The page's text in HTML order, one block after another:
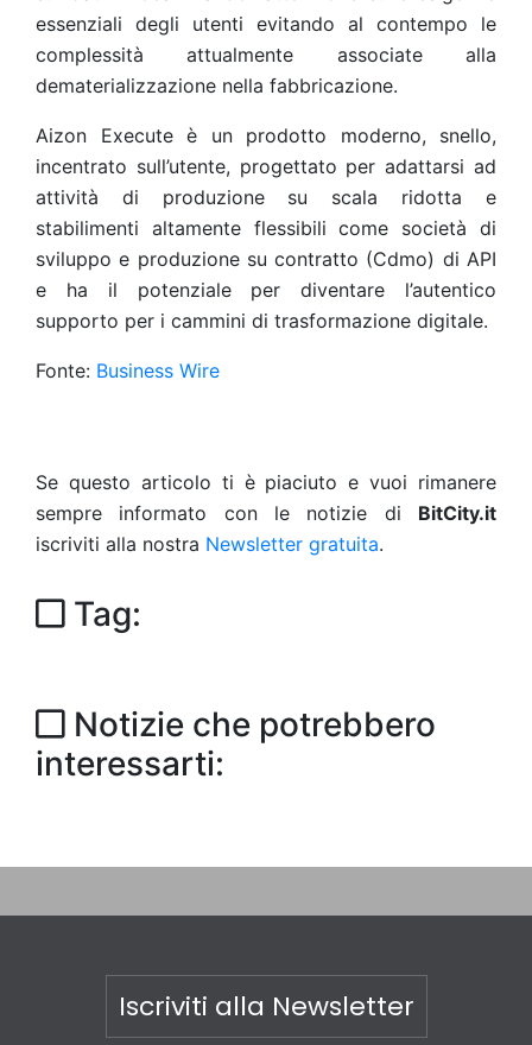
essenziali degli utenti evitando al contempo le
complessità attualmente associate alla
dematerializzazione nella fabbricazione.
Aizon Execute è un prodotto moderno, snello,
incentrato sull’utente, progettato per adattarsi ad
attività di produzione su scala ridotta e
stabilimenti altamente flessibili come società di
sviluppo e produzione su contratto (Cdmo) di API
e ha il potenziale per diventare l’autentico
supporto per i cammini di trasformazione digitale.
Fonte: Business Wire
Se questo articolo ti è piaciuto e vuoi rimanere
sempre informato con le notizie di BitCity.it
iscriviti alla nostra Newsletter gratuita.
Tag:
Notizie che potrebbero
interessarti:
Iscriviti alla Newsletter